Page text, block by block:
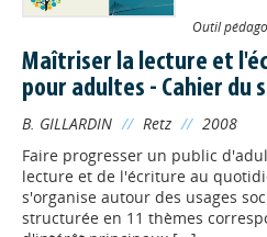
Outil
Maîtriser la lecture et
pour adultes - Cahier du
B. GILLARDIN // Retz // 2008
Faire progresser un public
lecture et de l'écriture au
s'organise autour des usages
structurée en 11 thèmes